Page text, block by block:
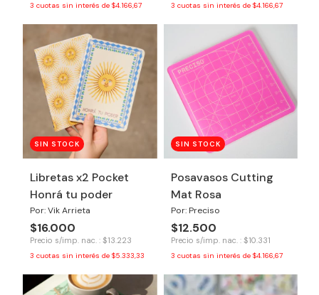
3 cuotas sin interés de $4.166,67 3 cuotas sin interés de $4.166,67
SIN STOCK
Libretas x2 Pocket
Honrá tu poder
Por: Vik Arrieta
$16.000
Precio s/imp. nac. : $13.223
3 cuotas sin interés de $5.333,33
SIN STOCK
Posavasos Cutting
Mat Rosa
Por: Preciso
$12.500
Precio s/imp. nac. : $10.331
3 cuotas sin interés de $4.166,67